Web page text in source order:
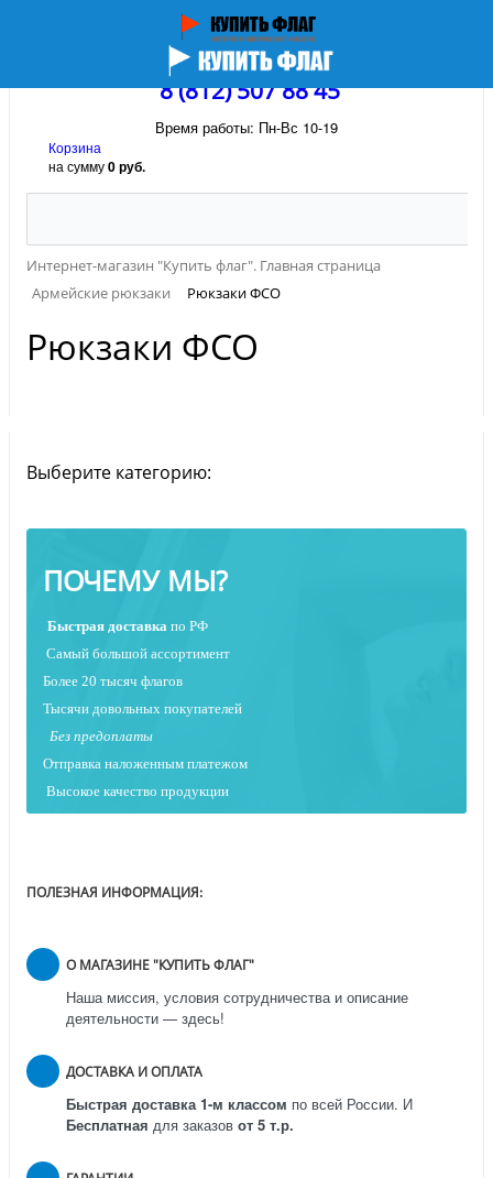
8 (812) 507 88 45
Время работы: Пн-Вс 10-19
Корзина
на сумму0 руб.
Интернет-магазин "Купить флаг". Главная страница
Армейские рюкзаки
Рюкзаки ФСО
Рюкзаки ФСО
Выберите категорию:
ПОЧЕМУ МЫ?
Быстрая доставка по РФ
Самый большой ассортимент
Более 20 тысяч флагов
Тысячи довольных покупателей
Без предоплаты
Отправка наложенным платежом
Высокое качество продукции
ПОЛЕЗНАЯ ИНФОРМАЦИЯ:
О МАГАЗИНЕ "КУПИТЬ ФЛАГ"
Наша миссия, условия сотрудничества и описание
деятельности — здесь!
ДОСТАВКА И ОПЛАТА
Быстрая доставка 1-м классом по всей России. И
Бесплатная для заказов от 5 т.р.